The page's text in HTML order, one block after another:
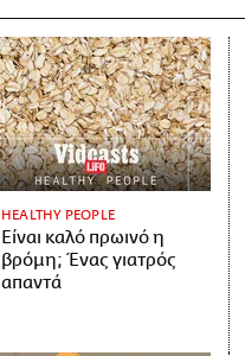
HEALTHY PEOPLE
Είναι καλό πρωινό η
βρόμη; Ένας γιατρός
απαντά